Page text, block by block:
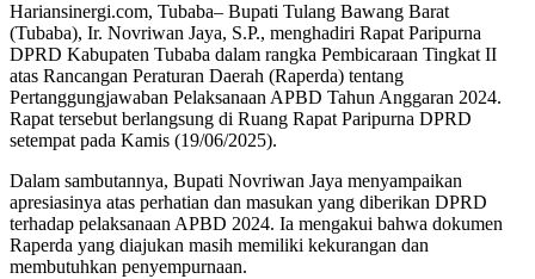
Hariansinergi.com, Tubaba– Bupati Tulang Bawang Barat
(Tubaba), Ir. Novriwan Jaya, S.P., menghadiri Rapat Paripurna
DPRD Kabupaten Tubaba dalam rangka Pembicaraan Tingkat II
atas Rancangan Peraturan Daerah (Raperda) tentang
Pertanggungjawaban Pelaksanaan APBD Tahun Anggaran 2024.
Rapat tersebut berlangsung di Ruang Rapat Paripurna DPRD
setempat pada Kamis (19/06/2025).
Dalam sambutannya, Bupati Novriwan Jaya menyampaikan
apresiasinya atas perhatian dan masukan yang diberikan DPRD
terhadap pelaksanaan APBD 2024. Ia mengakui bahwa dokumen
Raperda yang diajukan masih memiliki kekurangan dan
membutuhkan penyempurnaan.